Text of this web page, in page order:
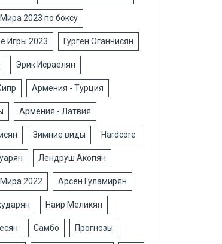
2023 по боксу
Игры 2023 Гурген Оганнисян
Эрик Исраелян
Армения - Турция
Армения - Латвия
Зимние виды Hardcore
Лендруш Акопян
2022 Арсен Гуламирян
Наир Меликян
Самбо Прогнозы